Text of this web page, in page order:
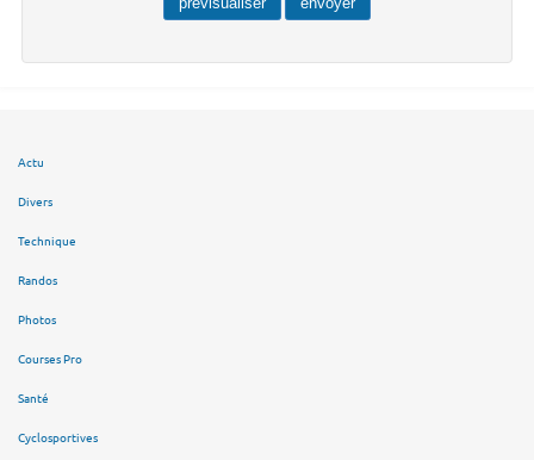
Actu
Divers
Technique
Randos
Photos
Courses Pro
Santé
Cyclosportives